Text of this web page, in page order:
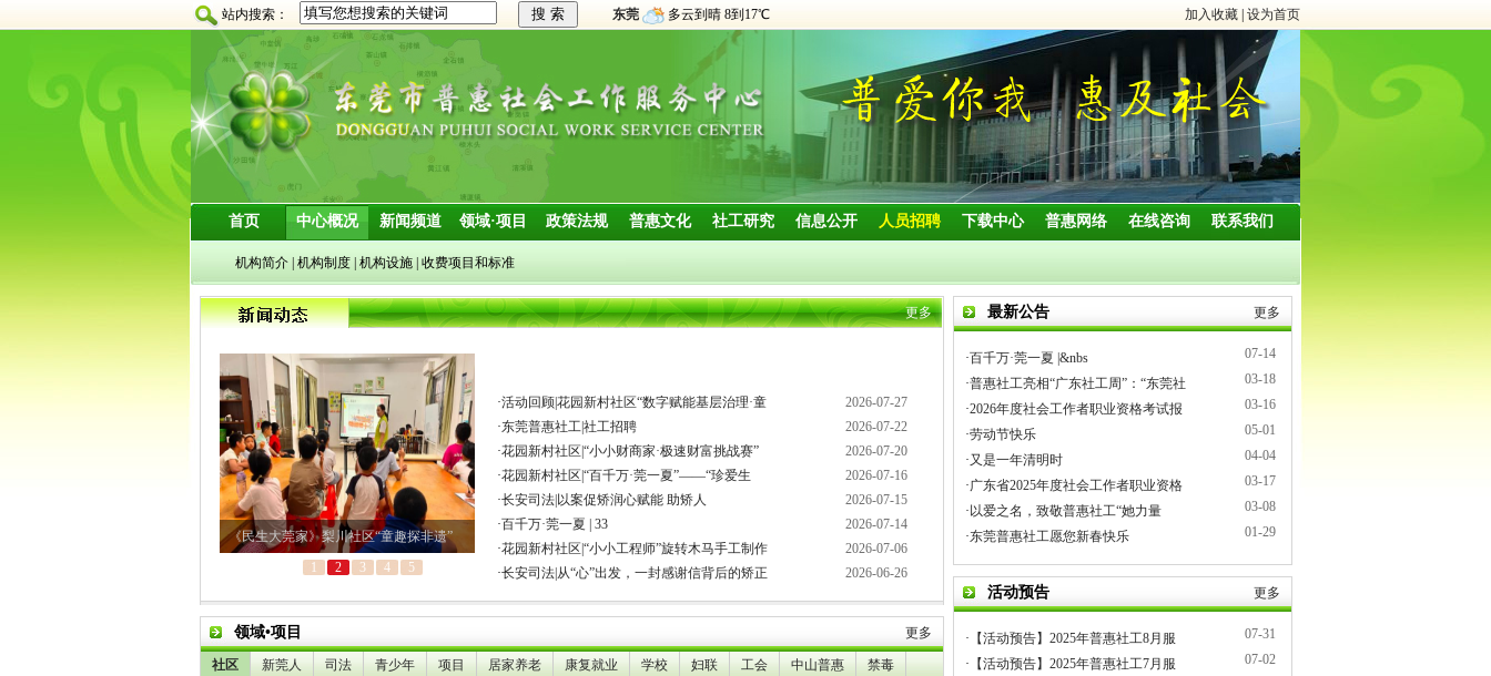
站内搜索： 东莞 多云到晴 8到17℃ 加入收藏 设为首页
首页 中心概况 新闻频道 领域·项目 政策法规 普惠文化 社工研究 信息公开 人员招聘 下载中心 普惠网络 在线咨询 联系我们
机构简介 机构制度 机构设施 收费项目和标准
更多
2026-07-27
·活动回顾|花园新村社区“数字赋能基层治理·童
2026-07-22
·东莞普惠社工|社工招聘
2026-07-20
·花园新村社区|“小小财商家·极速财富挑战赛”
2026-07-16
·花园新村社区|“百千万·莞一夏”——“珍爱生
2026-07-15
·长安司法|以案促矫润心赋能 助矫人
2026-07-14
·百千万·莞一夏 | 33
2026-07-06
·花园新村社区|“小小工程师”旋转木马手工制作
2026-06-26
·长安司法|从“心”出发，一封感谢信背后的矫正
更多
领域•项目
社区 新莞人 司法 青少年 项目 居家养老 康复就业 学校 妇联 工会 中山普惠 禁毒
更多
最新公告
07-14
·百千万·莞一夏 |&nbs
03-18
·普惠社工亮相“广东社工周”：“东莞社
03-16
·2026年度社会工作者职业资格考试报
05-01
·劳动节快乐
04-04
·又是一年清明时
03-17
·广东省2025年度社会工作者职业资格
03-08
· 以爱之名，致敬普惠社工“她力量
01-29
·东莞普惠社工愿您新春快乐
更多
活动预告
07-31
· 【活动预告】2025年普惠社工8月服
07-02
· 【活动预告】2025年普惠社工7月服